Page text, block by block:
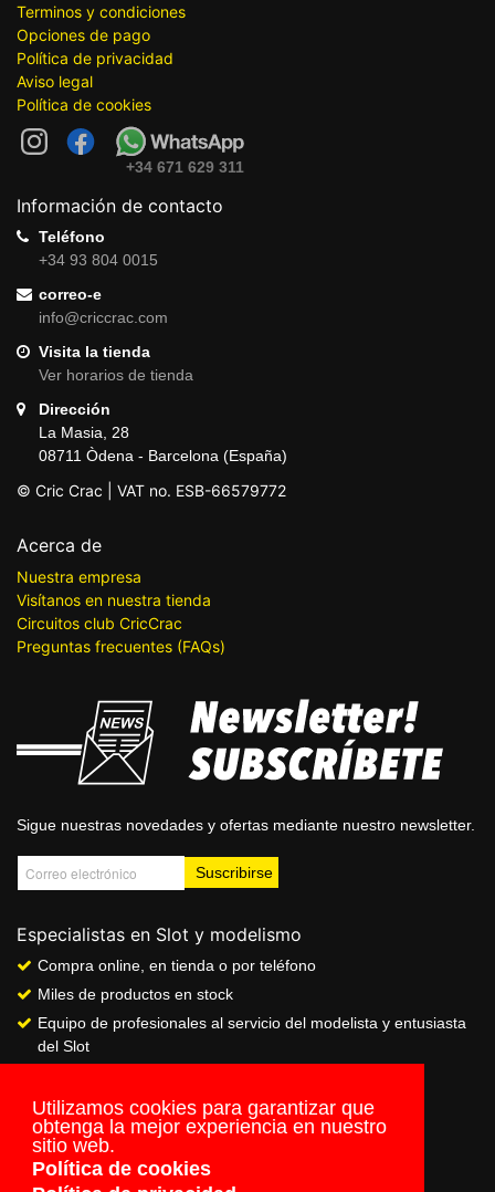
Utilizamos cookies para garantizar que
obtenga la mejor experiencia en nuestro
sitio web.
Política de cookies
Terminos y condiciones
Opciones de pago
Política de privacidad
Aviso legal
Política de cookies
+34 671 629 311
Información de contacto
Teléfono
+34 93 804 0015
correo-e
info@criccrac.com
Visita la tienda
Ver horarios de tienda
Dirección
La Masia, 28
08711 Òdena - Barcelona (España)
© Cric Crac | VAT no. ESB-66579772
Acerca de
Nuestra empresa
Visítanos en nuestra tienda
Circuitos club CricCrac
Preguntas frecuentes (FAQs)
Sigue nuestras novedades y ofertas mediante nuestro newsletter.
Especialistas en Slot y modelismo
Compra online, en tienda o por teléfono
Miles de productos en stock
Equipo de profesionales al servicio del modelista y entusiasta
del Slot
Servicio de pago seguro online
Envios a todo el mundo